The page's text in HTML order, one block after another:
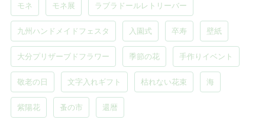
モネ モネ展 ラブラドールレトリーバー
九州ハンドメイドフェスタ 入園式 卒寿 壁紙
大分プリザーブドフラワー 季節の花 手作りイベント
敬老の日 文字入れギフト 枯れない花束 海
紫陽花 蚤の市 還暦